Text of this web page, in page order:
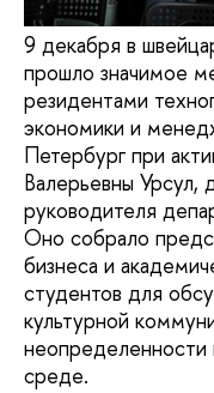
9 декабря в
прошло значимое
резидентами
экономики и
Петербург при
Валерьевны Урсул,
руководителя
Оно собрало
бизнеса и
студентов для
культурной
неопределенности
среде.